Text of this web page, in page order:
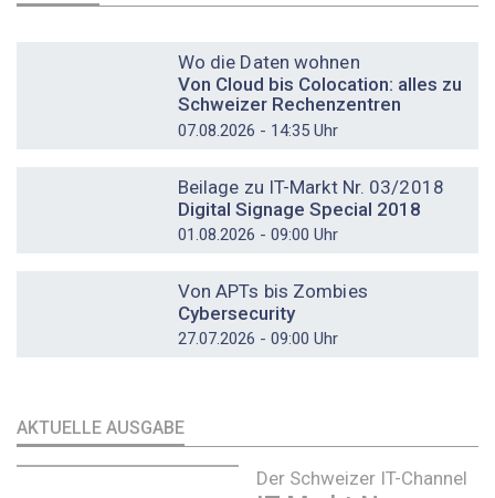
Wo die Daten wohnen
Von Cloud bis Colocation: alles zu
Schweizer Rechenzentren
07.08.2026 - 14:35 Uhr
Beilage zu IT-Markt Nr. 03/2018
Digital Signage Special 2018
01.08.2026 - 09:00 Uhr
Von APTs bis Zombies
Cybersecurity
27.07.2026 - 09:00 Uhr
AKTUELLE AUSGABE
Der Schweizer IT-Channel